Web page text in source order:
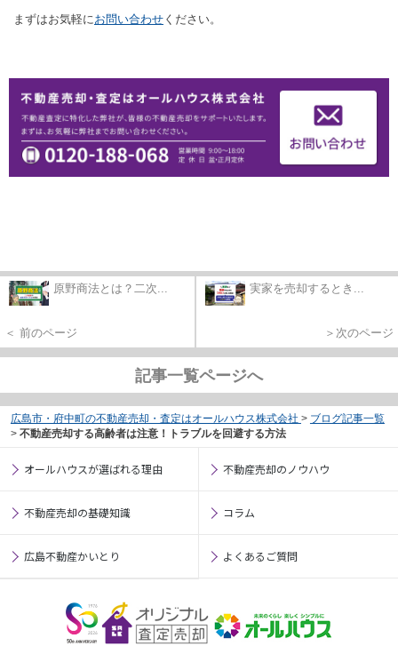
まずはお気軽に お問い合わせ ください。
原野商法とは？二次...
＜ 前のページ
実家を売却するとき...
＞次のページ
記事一覧ページへ
広島市・府中町の不動産売却・査定はオールハウス株式会社 > ブログ記事一覧
> 不動産売却する高齢者は注意！トラブルを回避する方法
オールハウスが選ばれる理由 不動産売却のノウハウ
不動産売却の基礎知識 コラム
広島不動産かいとり よくあるご質問